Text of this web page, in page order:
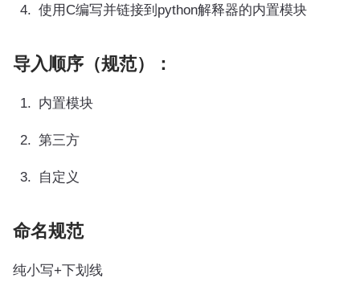
使用C编写并链接到python解释器的内置模块
导入顺序（规范）：
内置模块
第三方
自定义
命名规范
纯小写+下划线